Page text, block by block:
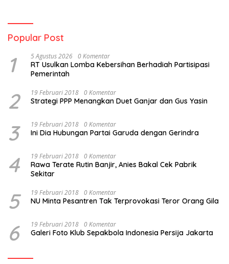
Popular Post
1 5 Agustus 2026 0 Komentar
RT Usulkan Lomba Kebersihan Berhadiah Partisipasi
Pemerintah
2 19 Februari 2018 0 Komentar
Strategi PPP Menangkan Duet Ganjar dan Gus Yasin
3 19 Februari 2018 0 Komentar
Ini Dia Hubungan Partai Garuda dengan Gerindra
4 19 Februari 2018 0 Komentar
Rawa Terate Rutin Banjir, Anies Bakal Cek Pabrik
Sekitar
5 19 Februari 2018 0 Komentar
NU Minta Pesantren Tak Terprovokasi Teror Orang Gila
6 19 Februari 2018 0 Komentar
Galeri Foto Klub Sepakbola Indonesia Persija Jakarta